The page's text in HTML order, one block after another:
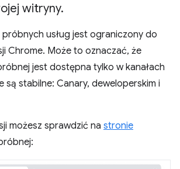
witryny.
usług jest ograniczony do
Chrome. Może to oznaczać, że
jest dostępna tylko w kanałach
są stabilne: Canary, deweloperskim i
możesz sprawdzić na stronie